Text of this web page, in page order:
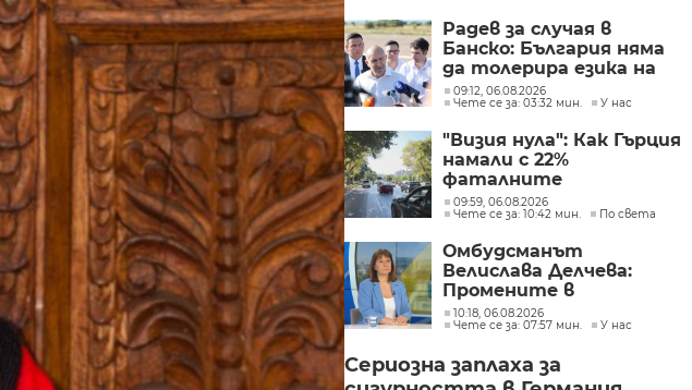
Радев за случая в
Банско: България няма
да толерира езика на
омразата
09:12, 06.08.2026
Чете се за: 03:32 мин.
У нас
"Визия нула": Как Гърция
намали с 22%
фаталните
катастрофи по
пътищата в страната
09:59, 06.08.2026
Чете се за: 10:42 мин.
По света
Омбудсманът
Велислава Делчева:
Промените в
трудовото
законодателство не
през бюджета
10:18, 06.08.2026
Чете се за: 07:57 мин.
У нас
Сериозна заплаха за